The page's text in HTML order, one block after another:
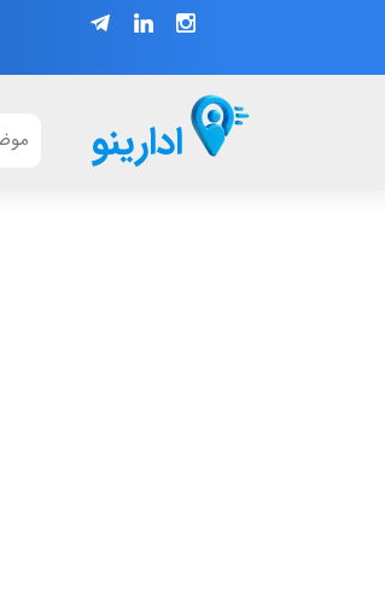
ادارینو